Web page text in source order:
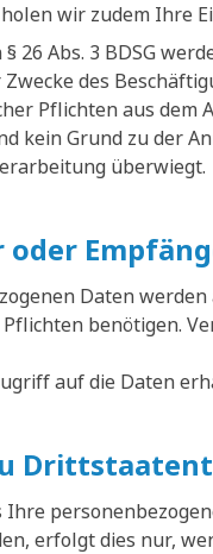
wir zudem Ihre
26 Abs. 3 BDSG
Zwecke des
Pflichten aus dem
kein Grund zu der
überwiegt.
oder
Daten
benötigen.
auf die Daten
Ihre
erfolgt dies nur,